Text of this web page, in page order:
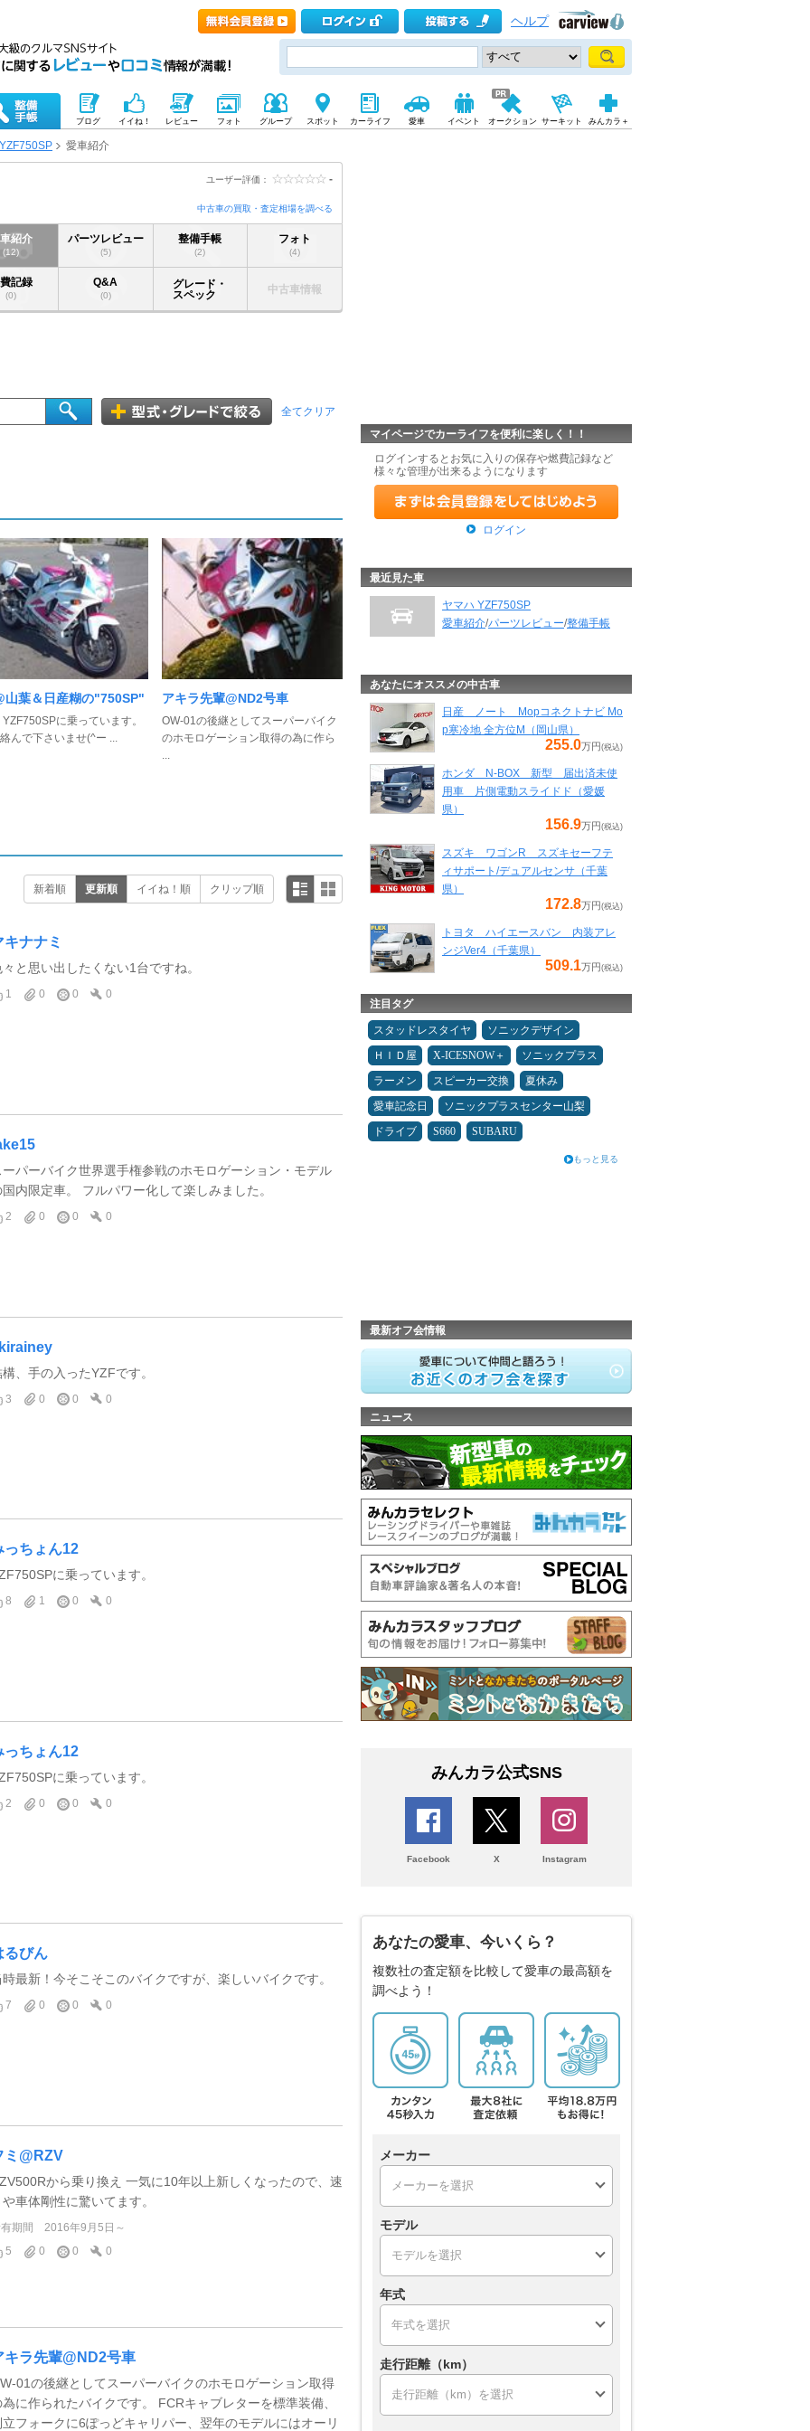
ヘルプ
ブログ イイね！ レビュー フォト グループ スポット カーライフ 愛車 イベント オークション サーキット みんカラ＋
YZF750SP 愛車紹介
ユーザー評価： -
中古車の買取・査定相場を調べる
紹介
(12)
パーツレビュー
(5)
整備手帳
(2)
フォト
(4)
記録
(0)
Q&A
(0)
グレード・
スペック
中古車情報
全てクリア
山葉＆日産糊の"750SP"
に乗っています。
んで下さいませ(^ー ...
アキラ先輩@ND2号車
OW-01の後継としてスーパーバイク
のホモロゲーション取得の為に作ら
...
新着順 更新順 イイね！順 クリップ順
キナナミ
と思い出したくない1台ですね。
1 0 0 0
ーパーバイク世界選手権参戦のホモロゲーション・モデル
国内限定車。 フルパワー化して楽しみました。
2 0 0 0
、手の入ったYZFです。
3 0 0 0
っちょん12
に乗っています。
8 1 0 0
っちょん12
に乗っています。
2 0 0 0
るびん
時最新！今そこそこのバイクですが、楽しいバイクです。
7 0 0 0
ミ@RZV
から乗り換え 一気に10年以上新しくなったので、速
車体剛性に驚いてます。
期間
2016年9月5日～
5
0 0 0
キラ先輩@ND2号車
01の後継としてスーパーバイクのホモロゲーション取得
為に作られたバイクです。 FCRキャブレターを標準装備、
立フォークに6ぽっどキャリパー、翌年のモデルにはオーリ
マイページでカーライフを便利に楽しく！！
ログインするとお気に入りの保存や燃費記録など
様々な管理が出来るようになります
ログイン
最近見た車
ヤマハ YZF750SP
愛車紹介/パーツレビュー/整備手帳
あなたにオススメの中古車
日産 ノート Mopコネクトナビ Mo
p寒冷地 全方位M（岡山県）
255.0万円 (税込)
ホンダ N-BOX 新型 届出済未使
用車 片側電動スライドド（愛媛
県）
156.9万円 (税込)
スズキ ワゴンR スズキセーフテ
ィサポート/デュアルセンサ（千葉
県）
172.8万円 (税込)
トヨタ ハイエースバン 内装アレ
ンジVer4（千葉県）
509.1万円 (税込)
注目タグ
スタッドレスタイヤ
ソニックデザイン
ＨＩＤ屋
X-ICESNOW＋
ソニックプラス
ラーメン
スピーカー交換
夏休み
愛車記念日
ソニックプラスセンター山梨
ドライブ
S660 SUBARU
もっと見る
最新オフ会情報
ニュース
みんカラ公式SNS
Facebook X Instagram
あなたの愛車、今いくら？
複数社の査定額を比較して愛車の最高額を
調べよう！
メーカー
モデル
年式
走行距離（km）